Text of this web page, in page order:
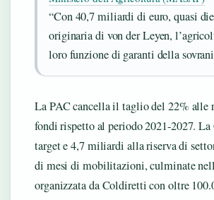
“Con 40,7 miliardi di euro, quasi
originaria di von der Leyen,
loro funzione di garanti della
La PAC cancella il taglio del 22% alle
fondi rispetto al periodo 2021-2027.
target e 4,7 miliardi alla riserva di
di mesi di mobilitazioni, culminate
organizzata da Coldiretti con oltre